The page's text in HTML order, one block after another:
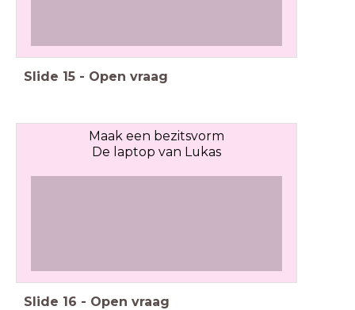
Slide 15 - Open vraag
Maak een bezitsvorm
De laptop van Lukas
Slide 16 - Open vraag